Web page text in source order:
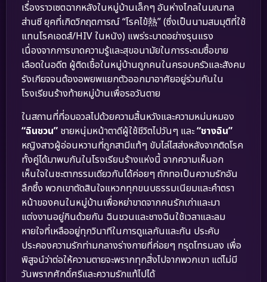
เรื่องราวเซตฉากหลังในหมู่บ้านเล็กๆ อันห่างไกลในมณฑล
ส่านซี ยุคที่เกิดวิกฤตการณ์ “โรคไข้熱” (ซึ่งเป็นนามสมมุติที่ใช้
แทนโรคเอดส์/HIV ในหนัง) แพร่ระบาดอย่างรุนแรง
เนื่องจากการขาดความรู้และสุขอนามัยในการระดมซื้อขาย
เลือดในอดีต ผู้ติดเชื้อในหมู่บ้านถูกคนในครอบครัวและสังคม
รังเกียจจนต้องอพยพแยกตัวออกมาอาศัยอยู่ร่วมกันใน
โรงเรียนร้างท้ายหมู่บ้านเพื่อรอวันตาย
ในสถานที่ที่อบอวลไปด้วยความสิ้นหวังและความหม่นหมอง
“ฉินชวน” ชายหนุ่มหน้าตาดีผู้ใช้ชีวิตไปวันๆ และ“ชางฉิน”
หญิงสาวผู้อ่อนหวานที่ถูกสามีแท้ๆ ขับไล่ไสส่งหลังจากติดโรค
ทั้งคู่ได้มาพบกันในโรงเรียนร้างแห่งนี้ จากความเห็นอก
เห็นใจในชะตากรรมเดียวกันได้ค่อยๆ ถักทอเป็นความรักอัน
ลึกซึ้ง พวกเขาตัดสินใจแหวกทุกขนบธรรมเนียมและคำตรา
หน้าของคนในหมู่บ้านเพื่อหย่าขาดจากคนรักเก่าและมา
แต่งงานอยู่กินด้วยกัน ฉินชวนและชางฉินใช้เวลาและลม
หายใจที่เหลืออยู่ทุกวินาทีในการดูแลกันและกัน ประคับ
ประคองความรักท่ามกลางร่างกายที่ค่อยๆ ทรุดโทรมลง เพื่อ
พิสูจน์ว่าต่อให้ความตายจะพรากทุกสิ่งไปจากพวกเขา แต่ไม่มี
วันพรากศักดิ์ศรีและความรักแท้ไปได้